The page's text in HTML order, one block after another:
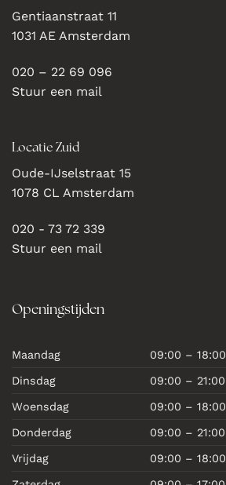
Gentiaanstraat 11
1031 AE Amsterdam
020 – 22 69 096
Stuur een mail
Locatie Zuid
Oude-IJselstraat 15
1078 CL Amsterdam
020 - 73 72 339
Stuur een mail
Openingstijden
Maandag 09:00 – 18:00
Dinsdag 09:00 – 21:00
Woensdag 09:00 – 18:00
Donderdag 09:00 – 21:00
Vrijdag 09:00 – 18:00